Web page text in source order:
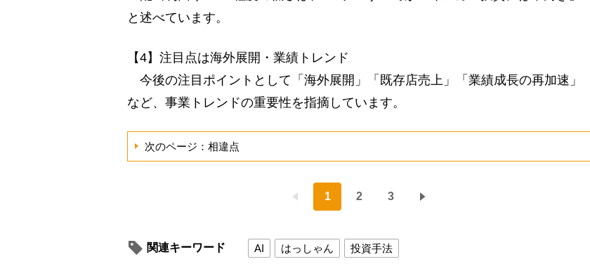
と述べています。
【4】注目点は海外展開・業績トレンド
今後の注目ポイントとして「海外展開」「既存店売上」「業績成長の再加速」
など、事業トレンドの重要性を指摘しています。
次のページ：相違点
1 2 3
関連キーワード AI はっしゃん 投資手法